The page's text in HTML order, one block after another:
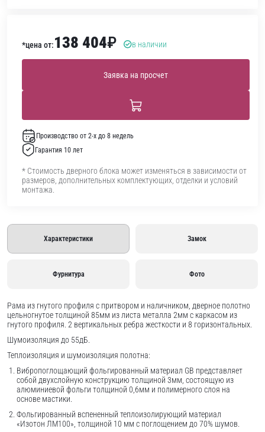
*цена от:138 404₽ в наличии
Заявка на просчет
Производство от 2-х до 8 недель
Гарантия 10 лет
* Стоимость дверного блока может изменяться в зависимости от
размеров, дополнительных комплектующих, отделки и условий
монтажа.
Характеристики Замок
Фурнитура Фото
Рама из гнутого профиля с притвором и наличником, дверное полотно
цельногнутое толщиной 85мм из листа металла 2мм c каркасом из
гнутого профиля. 2 вертикальных ребра жесткости и 8 горизонтальных.
Шумоизоляция до 55дБ.
Теплоизоляция и шумоизоляция полотна:
Вибропоглощающий фольгированный материал GB представляет
собой двухслойную конструкцию толщиной 3мм, состоящую из
алюминиевой фольги толщиной 0,6мм и полимерного слоя на
основе мастики.
Фольгированный вспененный теплоизолирующий материал
«Изотон ЛМ100», толщиной 10 мм с поглощением до 70% шумов.